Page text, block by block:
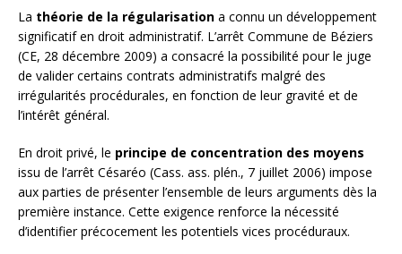
La théorie de la régularisation a connu un développement
significatif en droit administratif. L’arrêt Commune de Béziers
(CE, 28 décembre 2009) a consacré la possibilité pour le juge
de valider certains contrats administratifs malgré des
irrégularités procédurales, en fonction de leur gravité et de
l’intérêt général.
En droit privé, le principe de concentration des moyens
issu de l’arrêt Césaréo (Cass. ass. plén., 7 juillet 2006) impose
aux parties de présenter l’ensemble de leurs arguments dès la
première instance. Cette exigence renforce la nécessité
d’identifier précocement les potentiels vices procéduraux.